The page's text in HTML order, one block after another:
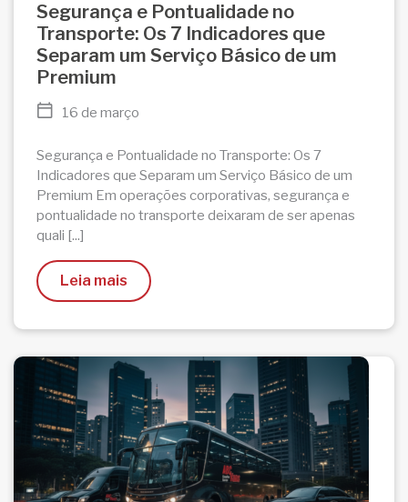
Segurança e Pontualidade no
Transporte: Os 7 Indicadores que
Separam um Serviço Básico de um
Premium
16 de março
Segurança e Pontualidade no Transporte: Os 7
Indicadores que Separam um Serviço Básico de um
Premium Em operações corporativas, segurança e
pontualidade no transporte deixaram de ser apenas
quali [...]
Leia mais